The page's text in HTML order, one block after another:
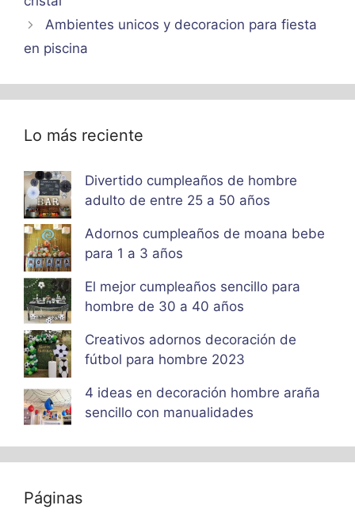
Ambientes unicos y decoracion para fiesta
en piscina
Lo más reciente
Divertido cumpleaños de hombre
adulto de entre 25 a 50 años
Adornos cumpleaños de moana bebe
para 1 a 3 años
El mejor cumpleaños sencillo para
hombre de 30 a 40 años
Creativos adornos decoración de
fútbol para hombre 2023
4 ideas en decoración hombre araña
sencillo con manualidades
Páginas